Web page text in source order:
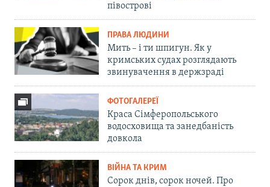
півострові
ПРАВА ЛЮДИНИ
Мить – і ти шпигун. Як у
кримських судах розглядають
звинувачення в держзраді
ФОТОГАЛЕРЕЇ
Краса Сімферопольського
водосховища та занедбаність
довкола
ВІЙНА ТА КРИМ
Сорок днів, сорок ночей. Про